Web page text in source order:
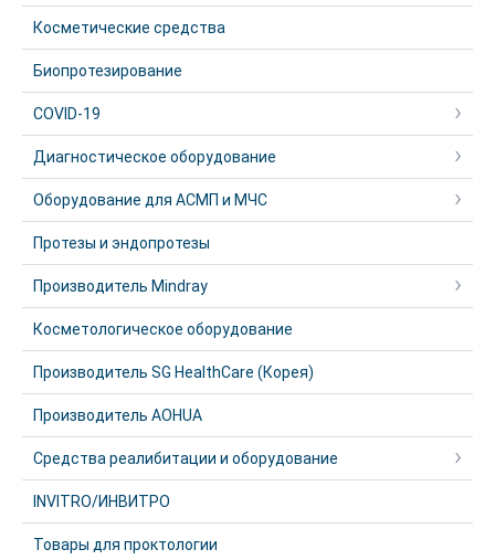
Косметические средства
Биопротезирование
COVID-19
Диагностическое оборудование
Оборудование для АСМП и МЧС
Протезы и эндопротезы
Производитель Mindray
Косметологическое оборудование
Производитель SG HealthCare (Корея)
Производитель AOHUA
Средства реалибитации и оборудование
INVITRO/ИНВИТРО
Товары для проктологии